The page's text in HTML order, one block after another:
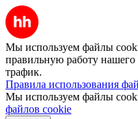
Мы используем файлы
правильную работу нашего
трафик.
Правила использования
Мы используем файлы
файлов cookie